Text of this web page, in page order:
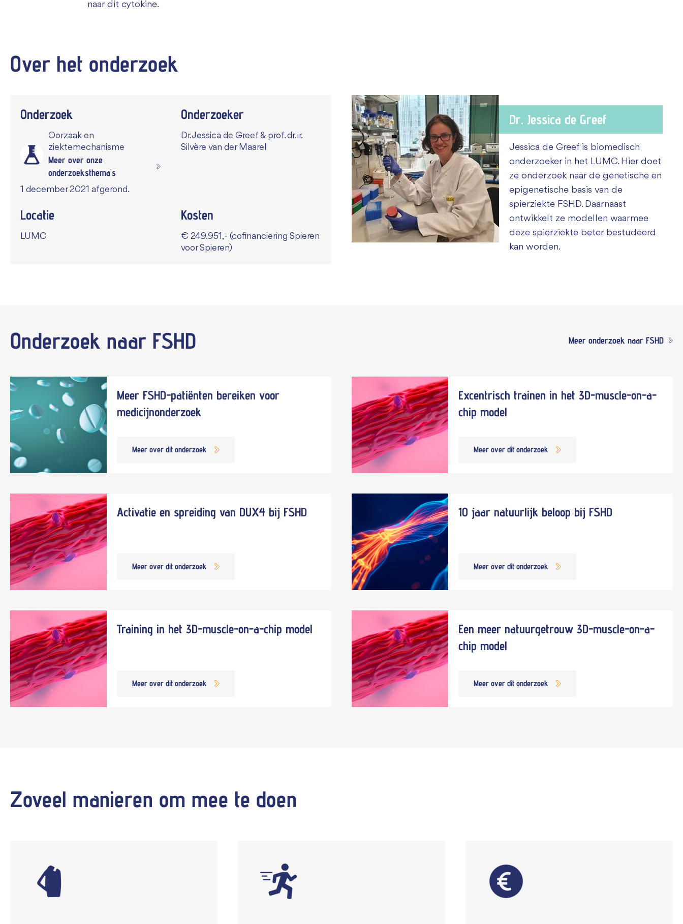
naar dit cytokine.
Over het onderzoek
Onderzoek
Oorzaak en
ziektemechanisme
Meer over onze
onderzoeksthema's
1 december 2021 afgerond.
Onderzoeker
Dr. Jessica de Greef & prof. dr. ir.
Silvère van der Maarel
Locatie
LUMC
Kosten
€ 249.951,- (cofinanciering Spieren
voor Spieren)
Dr. Jessica de Greef
Jessica de Greef is biomedisch
onderzoeker in het LUMC. Hier doet
ze onderzoek naar de genetische en
epigenetische basis van de
spierziekte FSHD. Daarnaast
ontwikkelt ze modellen waarmee
deze spierziekte beter bestudeerd
kan worden.
Onderzoek naar FSHD Meer onderzoek naar FSHD
Meer FSHD-patiënten bereiken voor
medicijnonderzoek
Meer over dit onderzoek
Excentrisch trainen in het 3D-muscle-on-a-
chip model
Meer over dit onderzoek
Activatie en spreiding van DUX4 bij FSHD
Meer over dit onderzoek
10 jaar natuurlijk beloop bij FSHD
Meer over dit onderzoek
Training in het 3D-muscle-on-a-chip model
Meer over dit onderzoek
Een meer natuurgetrouw 3D-muscle-on-a-
chip model
Meer over dit onderzoek
Zoveel manieren om mee te doen